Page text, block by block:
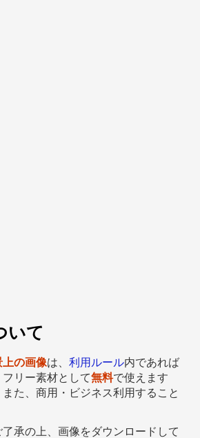
いて
の画像は、 利用ルール内であれば
リー素材として無料で使えます
また、商用・ビジネス利用すること
承の上、画像をダウンロードして